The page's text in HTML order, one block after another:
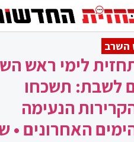
השרב
לימי ראש
לשבת: תשכחו
הנעימה
האחרונים •